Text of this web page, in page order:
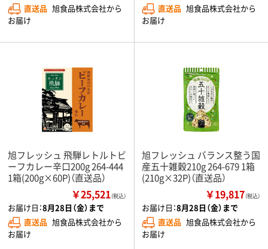
直送品 旭食品株式会社から
お届け
直送品 旭食品株式会社から
お届け
旭フレッシュ 飛騨レトルトビ
ーフカレー辛口200g 264-444
1箱(200g×60P)（直送品）
￥25,521（税込）
お届け日：8月28日（金）まで
直送品 旭食品株式会社から
お届け
旭フレッシュ バランス整う国
産五十雑穀210g 264-679 1箱
(210g×32P)（直送品）
￥19,817（税込）
お届け日：8月28日（金）まで
直送品 旭食品株式会社から
お届け